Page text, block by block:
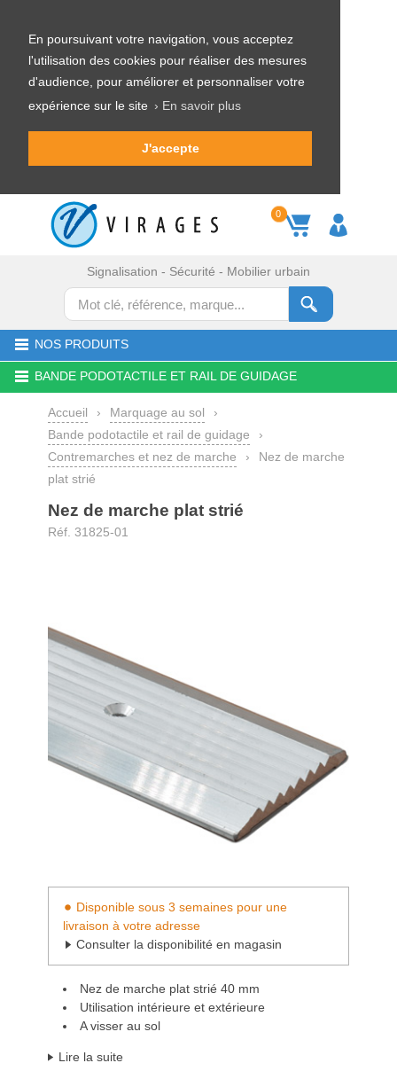
En poursuivant votre navigation, vous acceptez
l'utilisation des cookies pour réaliser des mesures
d'audience, pour améliorer et personnaliser votre
expérience sur le site › En savoir plus
J'accepte
0
Signalisation - Sécurité - Mobilier urbain
NOS PRODUITS
BANDE PODOTACTILE ET RAIL DE GUIDAGE
Accueil › Marquage au sol
›
Bande podotactile et rail de guidage
›
Contremarches et nez de marche
›
Nez de marche
plat strié
Nez de marche plat strié
Réf. 31825-01
Disponible sous 3 semaines pour une
livraison à votre adresse
Consulter la disponibilité en magasin
Nez de marche plat strié 40 mm
Utilisation intérieure et extérieure
A visser au sol
Lire la suite